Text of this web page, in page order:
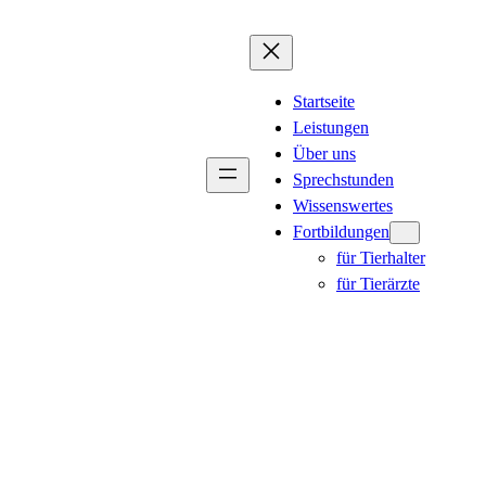
Startseite
Leistungen
Über uns
Sprechstunden
Wissenswertes
Fortbildungen
für Tierhalter
für Tierärzte